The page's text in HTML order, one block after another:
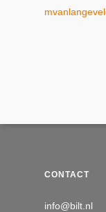
CONTACT
info@bilt.nl